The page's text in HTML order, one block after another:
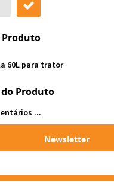
Produto
60L para trator
Produto
...
Newsletter